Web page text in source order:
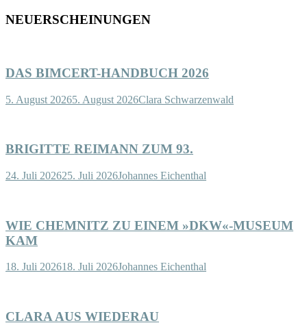
NEUERSCHEINUNGEN
DAS BIMCERT-HANDBUCH 2026
5. August 20265. August 2026Clara Schwarzenwald
BRIGITTE REIMANN ZUM 93.
24. Juli 202625. Juli 2026Johannes Eichenthal
WIE CHEMNITZ ZU EINEM »DKW«-MUSEUM
KAM
18. Juli 202618. Juli 2026Johannes Eichenthal
CLARA AUS WIEDERAU